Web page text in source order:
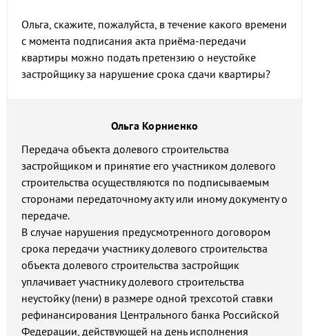
Ольга, скажите, пожалуйста, в течение какого времени
с момента подписания акта приёма-передачи
квартиры можно подать претензию о неустойке
застройщику за нарушение срока сдачи квартиры?
Ольга Корниенко
Передача объекта долевого строительства
застройщиком и принятие его участником долевого
строительства осуществляются по подписываемым
сторонами передаточному акту или иному документу о
передаче.
В случае нарушения предусмотренного договором
срока передачи участнику долевого строительства
объекта долевого строительства застройщик
уплачивает участнику долевого строительства
неустойку (пени) в размере одной трехсотой ставки
рефинансирования Центрального банка Российской
Федерации, действующей на день исполнения